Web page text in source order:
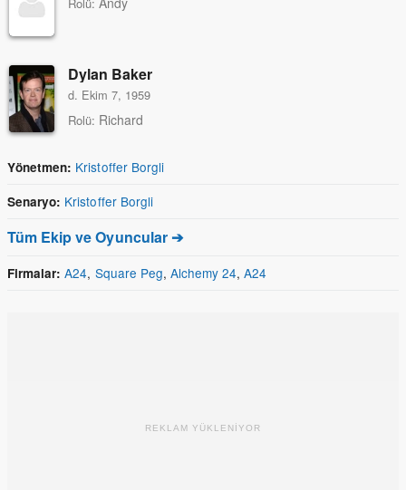
Dylan Baker
d. Ekim 7, 1959
Rolü: Richard
Yönetmen: Kristoffer Borgli
Senaryo: Kristoffer Borgli
Tüm Ekip ve Oyuncular ➔
Firmalar: A24, Square Peg, Alchemy 24,A24
REKLAM YÜKLENİYOR